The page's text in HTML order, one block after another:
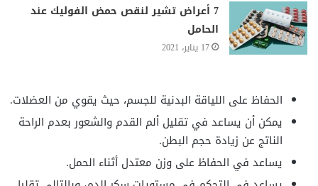
7 أعراض تشير لنقص حمض الفوليك عند
الحامل
17 يناير، 2021
الحفاظ على اللياقة البدنية للجسم، حيث يقوي من العضلات.
يمكن أن يساعد في تقليل ألم القدم والشعور بعدم الراحة
الناتج عن زيادة حجم البطن.
يساعد في الحفاظ على وزن معتدل أثناء الحمل.